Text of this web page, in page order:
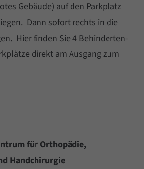
Gebäude) auf den Parkplatz
Dann sofort rechts in die
Hier finden Sie 4 Behinderten-
direkt am Ausgang zum
für Orthopädie,
Handchirurgie